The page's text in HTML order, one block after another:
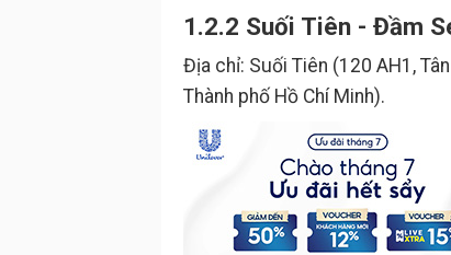
1.2.2 Suối Tiên - Đầm
Địa chỉ: Suối Tiên (120 AH1,
Thành phố Hồ Chí Minh).